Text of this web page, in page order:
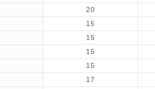
20
15
15
15
15
17